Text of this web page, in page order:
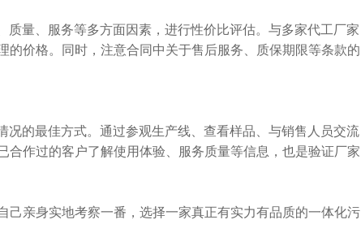
量、服务等多方面因素，进行性价比评估。与多家代工厂家
价格。同时，注意合同中关于售后服务、质保期限等条款的
的最佳方式。通过参观生产线、查看样品、与销售人员交流
作过的客户了解使用体验、服务质量等信息，也是验证厂家
亲身实地考察一番，选择一家真正有实力有品质的一体化污